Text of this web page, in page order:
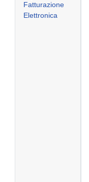
Fatturazione
Elettronica